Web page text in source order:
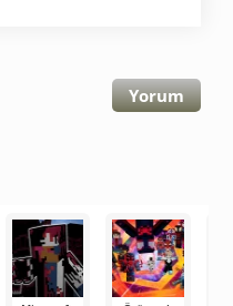
Yorum